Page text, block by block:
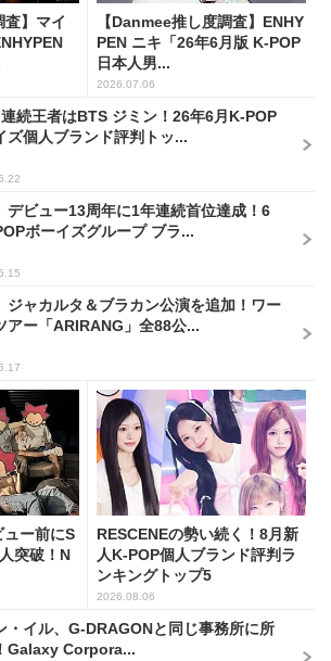
査】マイ
【Danmee推し度調査】ENHY
PEN ニキ「26年6月版 K-POP
日本人男...
2026.07.06
続王者はBTS ジミン！26年6月K-POP
ズ個人ブランド評判トッ...
デビュー13周年に1年連続首位達成！6
ボーイズグループ ブラ...
ジャカルタ＆ブラカン公演を追加！ワー
アー「ARIRANG」全88公...
ュー前にS
突破！N
RESCENEの勢い続く！8月新
人K-POP個人ブランド評判ラ
ンキングトップ5
2026.08.06
・イル、G-DRAGONと同じ事務所に所
Galaxy Corpora...